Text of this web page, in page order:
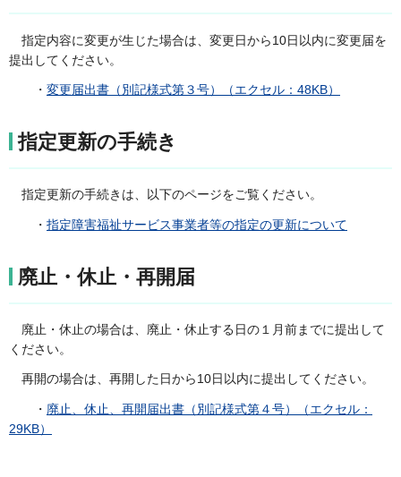
指定内容に変更が生じた場合は、変更日から10日以内に変更届を
提出してください。
・ 変更届出書（別記様式第３号）（エクセル：48KB）
指定更新の手続き
指定更新の手続きは、以下のページをご覧ください。
・ 指定障害福祉サービス事業者等の指定の更新について
廃止・休止・再開届
廃止・休止の場合は、廃止・休止する日の１月前までに提出して
ください。
再開の場合は、再開した日から10日以内に提出してください。
・ 廃止、休止、再開届出書（別記様式第４号）（エクセル：
29KB）